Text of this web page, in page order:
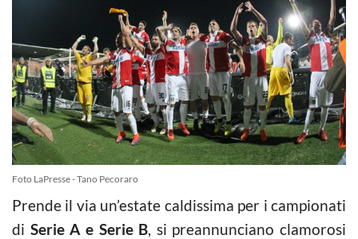
Foto LaPresse - Tano Pecoraro
Prende il via un’estate caldissima per i campionati
di Serie A e Serie B, si preannunciano clamorosi